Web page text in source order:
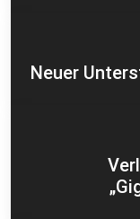
Neuer